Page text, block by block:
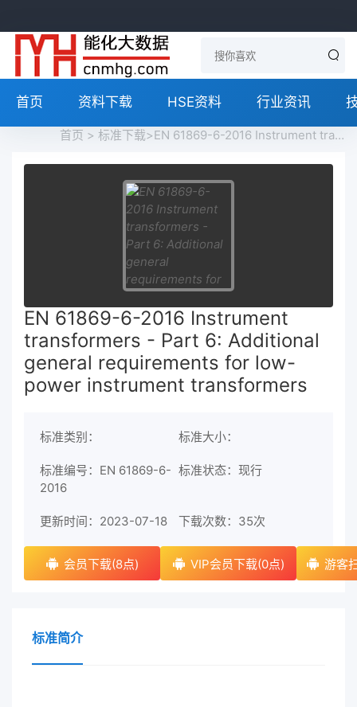
首页 资料下载 HSE资料 行业资讯
首页 > 标准下载>EN 61869-6-2016 Instrument transformers - Part 6: Additional general requirements for low-power instrument transformers免费下载
EN 61869-6-2016 Instrument
transformers - Part 6: Additional
general requirements for low-
power instrument transformers
标准类别： 标准大小：
标准编号：EN 61869-6-
2016
标准状态：现行
更新时间：2023-07-18 下载次数： 35次
会员下载(8点) VIP会员下载(0点) 游客
标准简介